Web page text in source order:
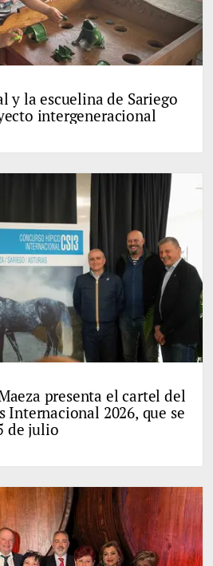
y la escuelina de Sariego
intergeneracional
presenta el cartel del
Internacional 2026, que se
de julio